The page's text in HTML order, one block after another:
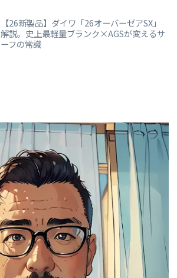
【26新製品】ダイワ「26オーバーゼアSX」
解説。史上最軽量ブランク×AGSが変えるサ
ーフの常識